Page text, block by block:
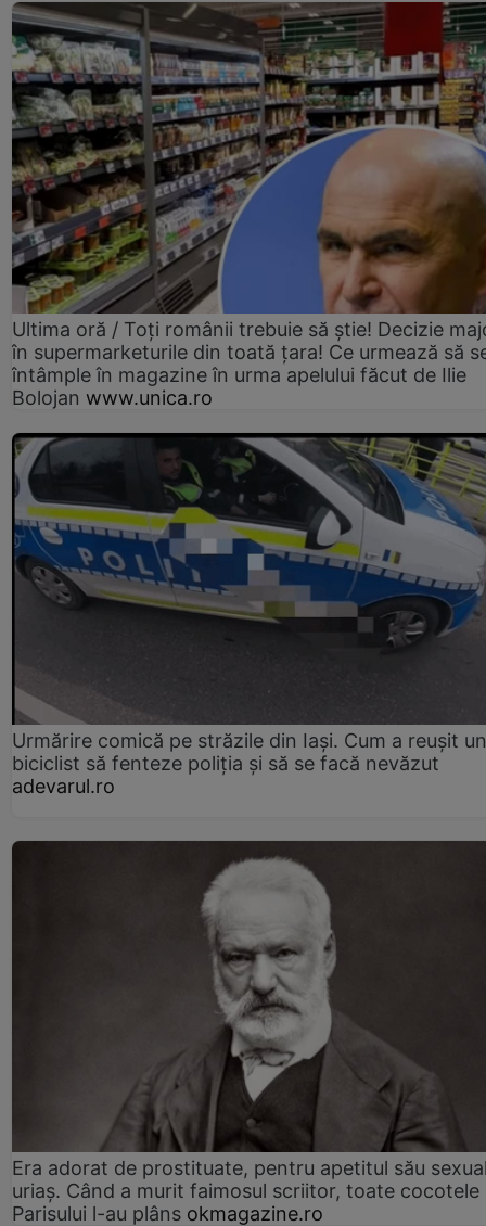
Ultima oră / Toți românii trebuie să știe! Decizie
în supermarketurile din toată țara! Ce urmează să
întâmple în magazine în urma apelului făcut de Ilie
Bolojan www.unica.ro
Urmărire comică pe străzile din Iași. Cum a reușit un
biciclist să fenteze poliția și să se facă nevăzut
adevarul.ro
Era adorat de prostituate, pentru apetitul său
uriaș. Când a murit faimosul scriitor, toate cocotele
Parisului l-au plâns okmagazine.ro